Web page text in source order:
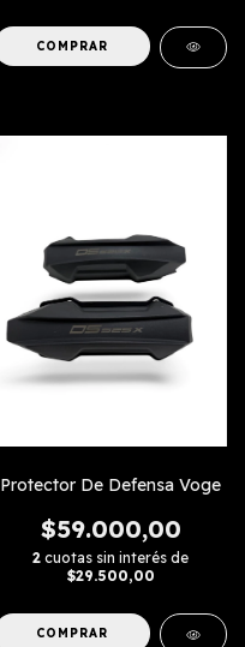
Protector De Defensa Voge
$59.000,00
2 cuotas sin interés de
$29.500,00